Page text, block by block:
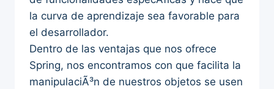
la curva de aprendizaje sea favorable para
el desarrollador.
Dentro de las ventajas que nos ofrece
Spring, nos encontramos con que facilita la
manipulaciÃ³n de nuestros objetos se usen